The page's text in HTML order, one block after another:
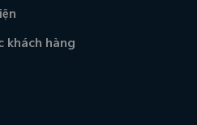
khách hàng